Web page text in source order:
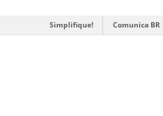
Simplifique! Comunica BR